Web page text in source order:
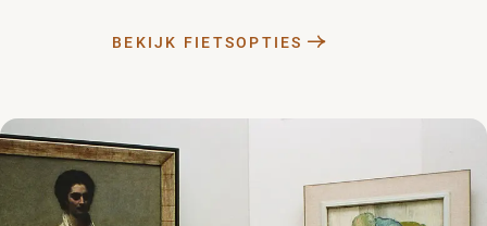
BEKIJK FIETSOPTIES